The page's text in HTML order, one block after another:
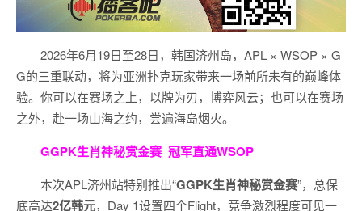
2026年6月19日至28日，韩国济州岛，APL × WSOP × G
G的三重联动，将为亚洲扑克玩家带来一场前所未有的巅峰体
验。 你可以在赛场之上，以牌为刃，博弈风云；也可以在赛场
之外，赴一场山海之约，尝遍海岛烟火。
GGPK生肖神秘赏金赛 冠军直通WSOP
本次APL济州站特别推出“GGPK生肖神秘赏金赛”，总保
底高达2亿韩元，Day 1设置四个Flight，竞争激烈程度可见一